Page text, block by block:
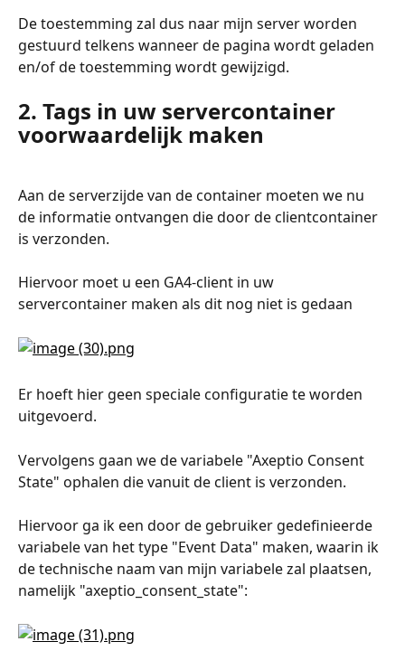
De toestemming zal dus naar mijn server worden
gestuurd telkens wanneer de pagina wordt geladen
en/of de toestemming wordt gewijzigd.
2. Tags in uw servercontainer
voorwaardelijk maken
Aan de serverzijde van de container moeten we nu
de informatie ontvangen die door de clientcontainer
is verzonden.
Hiervoor moet u een GA4-client in uw
servercontainer maken als dit nog niet is gedaan
Er hoeft hier geen speciale configuratie te worden
uitgevoerd.
Vervolgens gaan we de variabele "Axeptio Consent
State" ophalen die vanuit de client is verzonden.
Hiervoor ga ik een door de gebruiker gedefinieerde
variabele van het type "Event Data" maken, waarin ik
de technische naam van mijn variabele zal plaatsen,
namelijk "axeptio_consent_state":